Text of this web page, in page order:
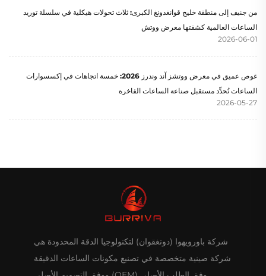
من جنيف إلى منطقة خليج قوانغدونغ الكبرى: ثلاث تحولات هيكلية في سلسلة توريد
الساعات العالمية كشفتها معرض ووتش
2026-06-01
غوص عميق في معرض ووتشز آند وندرز 2026: خمسة اتجاهات في إكسسوارات
الساعات تُحدِّد مستقبل صناعة الساعات الفاخرة
2026-05-27
شركة باورويهوا (دونغقوان) لتكنولوجيا الدقة المحدودة هي
شركة صينية متخصصة في تصنيع مكونات الساعات الدقيقة